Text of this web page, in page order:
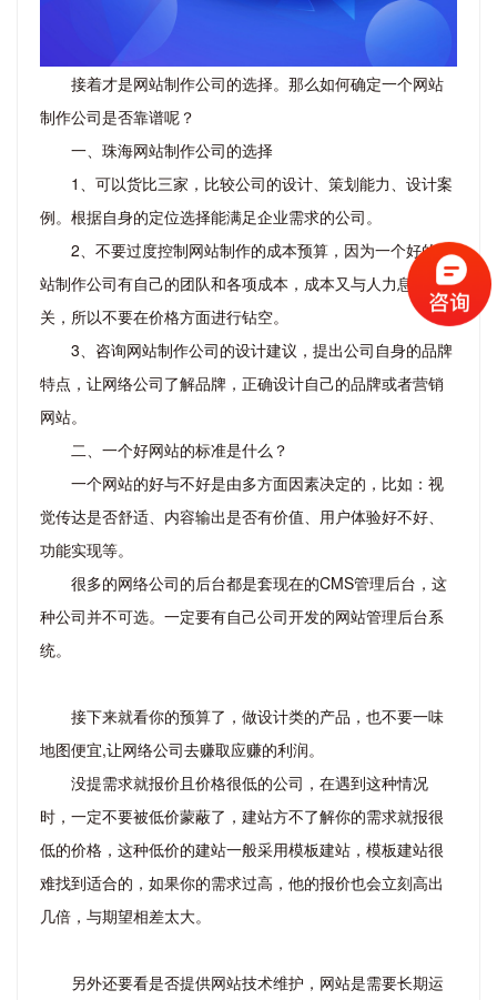
接着才是网站制作公司的选择。那么如何确定一个网站
制作公司是否靠谱呢？
一、珠海网站制作公司的选择
1、可以货比三家，比较公司的设计、策划能力、设计案
例。根据自身的定位选择能满足企业需求的公司。
2、不要过度控制网站制作的成本预算，因为一个好的网
站制作公司有自己的团队和各项成本，成本又与人力息息相
关，所以不要在价格方面进行钻空。
3、咨询网站制作公司的设计建议，提出公司自身的品牌
特点，让网络公司了解品牌，正确设计自己的品牌或者营销
网站。
二、一个好网站的标准是什么？
一个网站的好与不好是由多方面因素决定的，比如：视
觉传达是否舒适、内容输出是否有价值、用户体验好不好、
功能实现等。
很多的网络公司的后台都是套现在的CMS管理后台，这
种公司并不可选。一定要有自己公司开发的网站管理后台系
统。
接下来就看你的预算了，做设计类的产品，也不要一味
地图便宜,让网络公司去赚取应赚的利润。
没提需求就报价且价格很低的公司，在遇到这种情况
时，一定不要被低价蒙蔽了，建站方不了解你的需求就报很
低的价格，这种低价的建站一般采用模板建站，模板建站很
难找到适合的，如果你的需求过高，他的报价也会立刻高出
几倍，与期望相差太大。
另外还要看是否提供网站技术维护，网站是需要长期运